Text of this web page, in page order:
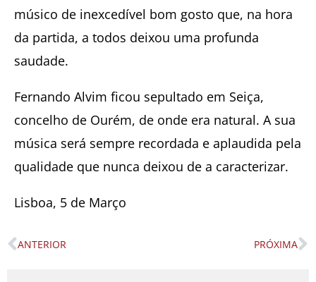
músico de inexcedível bom gosto que, na hora
da partida, a todos deixou uma profunda
saudade.
Fernando Alvim ficou sepultado em Seiça,
concelho de Ourém, de onde era natural. A sua
música será sempre recordada e aplaudida pela
qualidade que nunca deixou de a caracterizar.
Lisboa, 5 de Março
Prev
ANTERIOR PRÓXIMA